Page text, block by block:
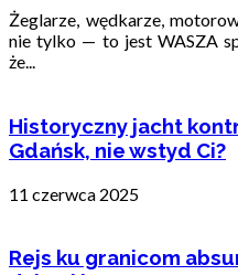
Żeglarze, wędkarze,
nie tylko — to jest WASZA
że...
Historyczny jacht
Gdańsk, nie wstyd Ci?
11 czerwca 2025
Rejs ku granicom